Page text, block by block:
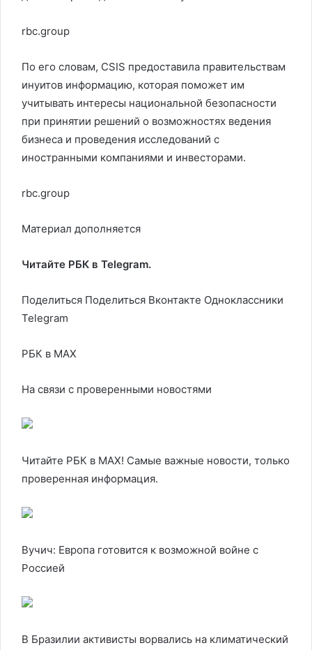
rbc.group
По его словам, CSIS предоставила правительствам
инуитов информацию, которая поможет им
учитывать интересы национальной безопасности
при принятии решений о возможностях ведения
бизнеса и проведения исследований с
иностранными компаниями и инвесторами.
rbc.group
Материал дополняется
Читайте РБК в Telegram.
Поделиться Поделиться Вконтакте Одноклассники
Telegram
РБК в MAX
На связи с проверенными новостями
Читайте РБК в MAX! Самые важные новости, только
проверенная информация.
Вучич: Европа готовится к возможной войне с
Россией
В Бразилии активисты ворвались на климатический